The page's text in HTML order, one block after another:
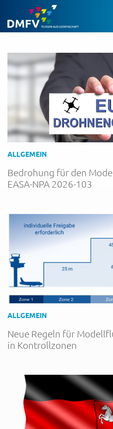
ALLGEMEIN
Bedrohung für den
EASA-NPA 2026-103
ALLGEMEIN
Neue Regeln für
in Kontrollzonen